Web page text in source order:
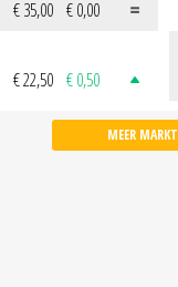
€ 35,00 € 0,00
€ 22,50 € 0,50
MEER